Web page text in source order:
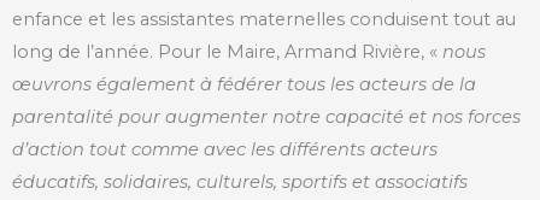
enfance et les assistantes maternelles conduisent tout au
long de l’année. Pour le Maire, Armand Rivière, « nous
œuvrons également à fédérer tous les acteurs de la
parentalité pour augmenter notre capacité et nos forces
d’action tout comme avec les différents acteurs
éducatifs, solidaires, culturels, sportifs et associatifs